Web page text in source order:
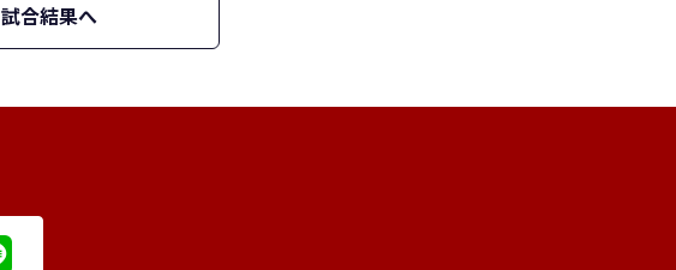
試合結果へ